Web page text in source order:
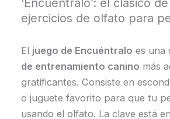
ejercicios de olfato para
El juego de Encuéntralo es una
de entrenamiento canino más
gratificantes. Consiste en
o juguete favorito para que tu
usando el olfato. La clave está